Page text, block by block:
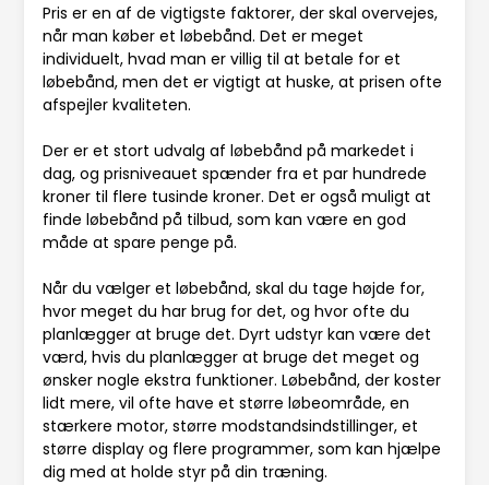
Pris er en af de vigtigste faktorer, der skal overvejes,
når man køber et løbebånd. Det er meget
individuelt, hvad man er villig til at betale for et
løbebånd, men det er vigtigt at huske, at prisen ofte
afspejler kvaliteten.
Der er et stort udvalg af løbebånd på markedet i
dag, og prisniveauet spænder fra et par hundrede
kroner til flere tusinde kroner. Det er også muligt at
finde løbebånd på tilbud, som kan være en god
måde at spare penge på.
Når du vælger et løbebånd, skal du tage højde for,
hvor meget du har brug for det, og hvor ofte du
planlægger at bruge det. Dyrt udstyr kan være det
værd, hvis du planlægger at bruge det meget og
ønsker nogle ekstra funktioner. Løbebånd, der koster
lidt mere, vil ofte have et større løbeområde, en
stærkere motor, større modstandsindstillinger, et
større display og flere programmer, som kan hjælpe
dig med at holde styr på din træning.